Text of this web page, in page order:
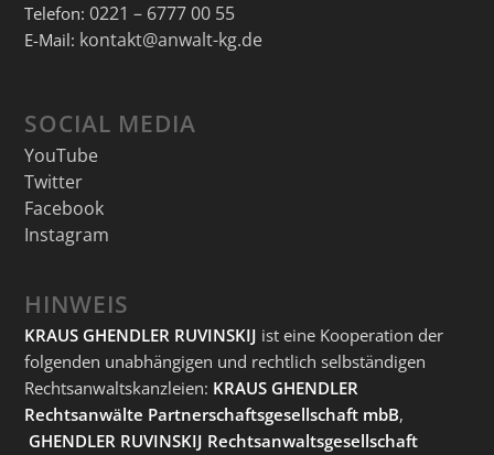
Telefon: 0221 – 6777 00 55
E-Mail: kontakt@anwalt-kg.de
SOCIAL MEDIA
YouTube
Twitter
Facebook
Instagram
HINWEIS
KRAUS GHENDLER RUVINSKIJ ist eine Kooperation der
folgenden unabhängigen und rechtlich selbständigen
Rechtsanwaltskanzleien: KRAUS GHENDLER
Rechtsanwälte Partnerschaftsgesellschaft mbB,
GHENDLER RUVINSKIJ Rechtsanwaltsgesellschaft